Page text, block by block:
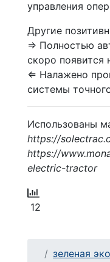
управления
Другие
⇒ Полностью
скоро появится
⇐ Налажено
системы
Использованы
https://
https://
electric-tractor
12
зеленая